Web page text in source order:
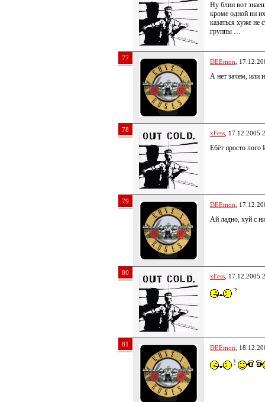
Ну блин вот
кроме одной ни
казаться хуже не
группы …
77 DEEmon ,
А нет зачем, или
78 xFess , 17.12.2005
Ебёт просто
79 DEEmon ,
Ай ладно, хуй с
80 xFess , 17.12.2005
?
81 DEEmon ,
!